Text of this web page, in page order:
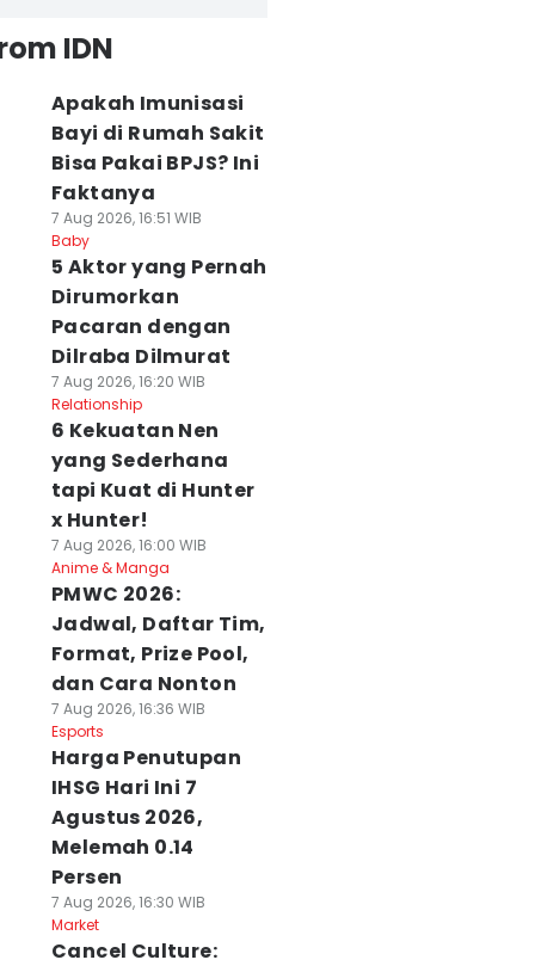
IDN
Apakah Imunisasi
Bayi di Rumah Sakit
Bisa Pakai BPJS? Ini
Faktanya
7 Aug 2026, 16:51 WIB
Baby
5 Aktor yang Pernah
Dirumorkan
Pacaran dengan
Dilraba Dilmurat
7 Aug 2026, 16:20 WIB
Relationship
6 Kekuatan Nen
yang Sederhana
tapi Kuat di Hunter
x Hunter!
7 Aug 2026, 16:00 WIB
Anime & Manga
PMWC 2026:
Jadwal, Daftar Tim,
Format, Prize Pool,
dan Cara Nonton
7 Aug 2026, 16:36 WIB
Esports
Harga Penutupan
IHSG Hari Ini 7
Agustus 2026,
Melemah 0.14
Persen
7 Aug 2026, 16:30 WIB
Market
Cancel Culture: